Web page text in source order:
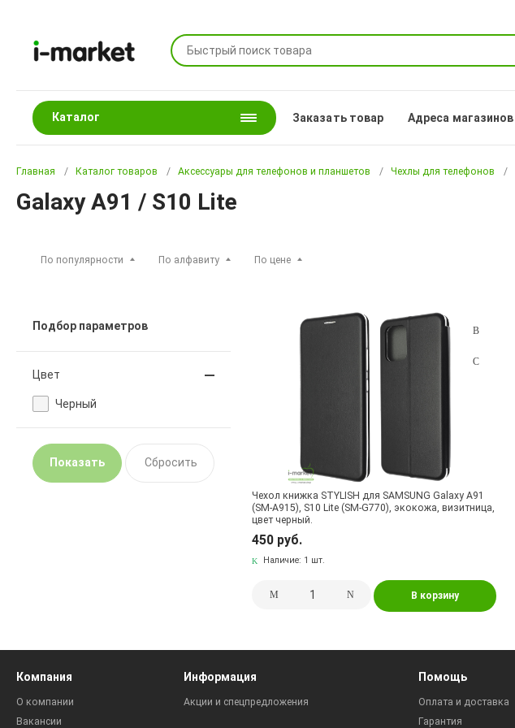
Каталог Заказать товар Адреса магазинов
Главная Каталог товаров Аксессуары для телефонов и планшетов Чехлы для телефонов
Galaxy A91 / S10 Lite
По популярности По алфавиту По цене
Подбор параметров
Цвет
Черный
Чехол книжка STYLISH для SAMSUNG Galaxy A91
(SM-A915), S10 Lite (SM-G770), экокожа, визитница,
цвет черный.
450 руб.
Наличие: 1 шт.
В корзину
Компания
О компании
Вакансии
Информация
Акции и спецпредложения
Помощь
Оплата и доставка
Гарантия